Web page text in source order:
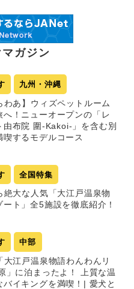
ガジン
九州・沖縄
わあ】ウィズペットルーム
へ！ニューオープンの「レ
由布院 圍-Kakoi-」を含む別
喫するモデルコース
全国特集
絶大な人気「大江戸温泉物
ト」全5施設を徹底紹介！
中部
大江戸温泉物語わんわんリ
」に泊まったよ！ 上質な温
バイキングを満喫！| 愛犬と